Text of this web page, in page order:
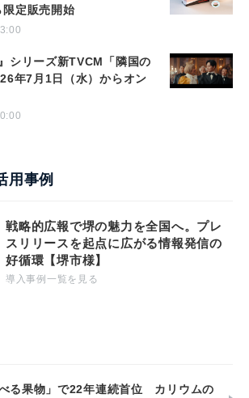
定販売開始
シリーズ新TVCM「隣国の
年7月1日（水）からオン
用事例
戦略的広報で堺の魅力を全国へ。プレ
スリリースを起点に広がる情報発信の
好循環【堺市様】
導入事例一覧を見る
る果物」で22年連続首位 カリウムの